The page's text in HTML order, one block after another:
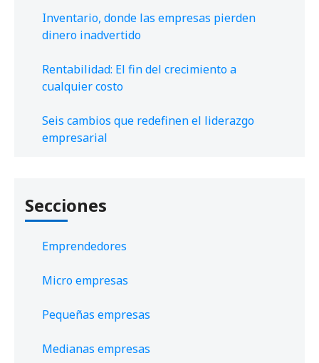
Inventario, donde las empresas pierden
dinero inadvertido
Rentabilidad: El fin del crecimiento a
cualquier costo
Seis cambios que redefinen el liderazgo
empresarial
Secciones
Emprendedores
Micro empresas
Pequeñas empresas
Medianas empresas